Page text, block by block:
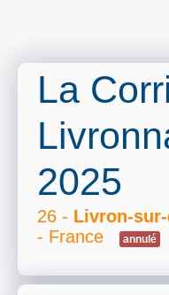
La
2025
26 - Livron-
- France
annulé